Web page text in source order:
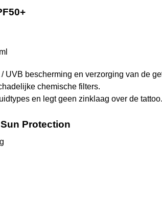
UVB bescherming en verzorging van de
chemische filters.
en legt geen zinklaag over de tattoo.
Protection